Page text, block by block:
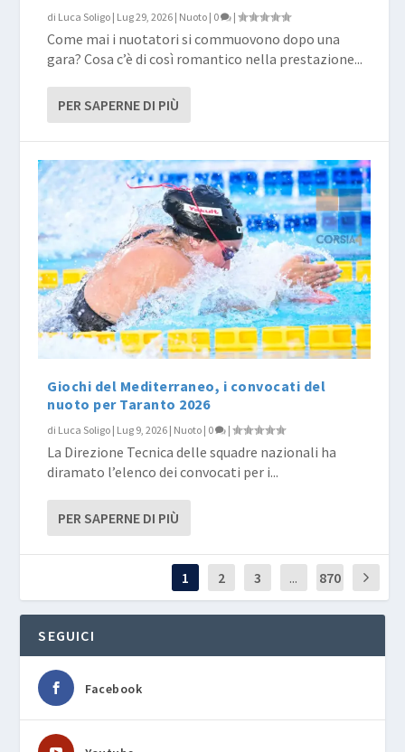
di Luca Soligo | Lug 29, 2026 | Nuoto | 0 |
Come mai i nuotatori si commuovono dopo una
gara? Cosa c’è di così romantico nella prestazione...
PER SAPERNE DI PIÙ
Giochi del Mediterraneo, i convocati del
nuoto per Taranto 2026
di Luca Soligo | Lug 9, 2026 | Nuoto | 0 |
La Direzione Tecnica delle squadre nazionali ha
diramato l’elenco dei convocati per i...
PER SAPERNE DI PIÙ
1 2 3 ... 870
SEGUICI
Facebook